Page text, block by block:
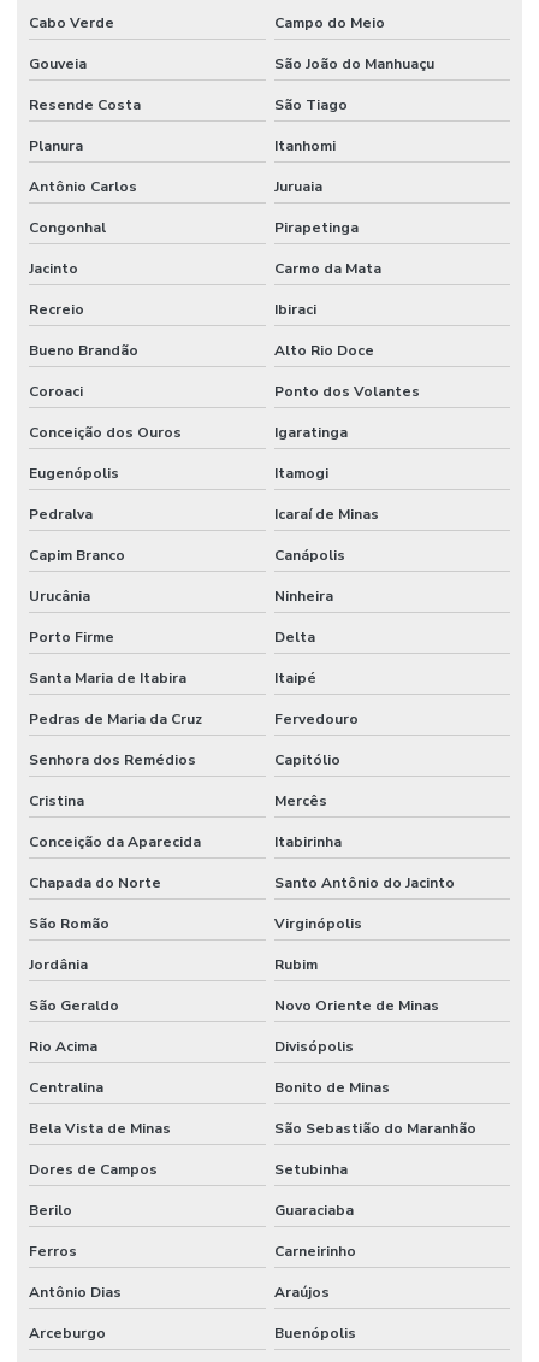
Cabo Verde Campo do Meio
Gouveia São João do Manhuaçu
Resende Costa São Tiago
Planura Itanhomi
Antônio Carlos Juruaia
Congonhal Pirapetinga
Jacinto Carmo da Mata
Recreio Ibiraci
Bueno Brandão Alto Rio Doce
Coroaci Ponto dos Volantes
Conceição dos Ouros Igaratinga
Eugenópolis Itamogi
Pedralva Icaraí de Minas
Capim Branco Canápolis
Urucânia Ninheira
Porto Firme Delta
Santa Maria de Itabira Itaipé
Pedras de Maria da Cruz Fervedouro
Senhora dos Remédios Capitólio
Cristina Mercês
Conceição da Aparecida Itabirinha
Chapada do Norte Santo Antônio do Jacinto
São Romão Virginópolis
Jordânia Rubim
São Geraldo Novo Oriente de Minas
Rio Acima Divisópolis
Centralina Bonito de Minas
Bela Vista de Minas São Sebastião do Maranhão
Dores de Campos Setubinha
Berilo Guaraciaba
Ferros Carneirinho
Antônio Dias Araújos
Arceburgo Buenópolis